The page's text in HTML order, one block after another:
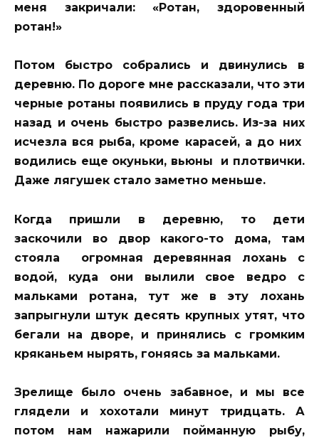
меня закричали: «Ротан, здоровенный
ротан!»
Потом быстро собрались и двинулись в
деревню. По дороге мне рассказали, что эти
черные ротаны появились в пруду года три
назад и очень быстро развелись. Из-за них
исчезла вся рыба, кроме карасей, а до них
водились еще окуньки, вьюны и плотвички.
Даже лягушек стало заметно меньше.
Когда пришли в деревню, то дети
заскочили во двор какого-то дома, там
стояла огромная деревянная лохань с
водой, куда они вылили свое ведро с
мальками ротана, тут же в эту лохань
запрыгнули штук десять крупных утят, что
бегали на дворе, и принялись с громким
кряканьем нырять, гоняясь за мальками.
Зрелище было очень забавное, и мы все
глядели и хохотали минут тридцать. А
потом нам нажарили пойманную рыбу,